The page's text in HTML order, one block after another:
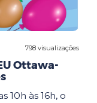
798 visualizações
Ottawa-
10h às 16h, o